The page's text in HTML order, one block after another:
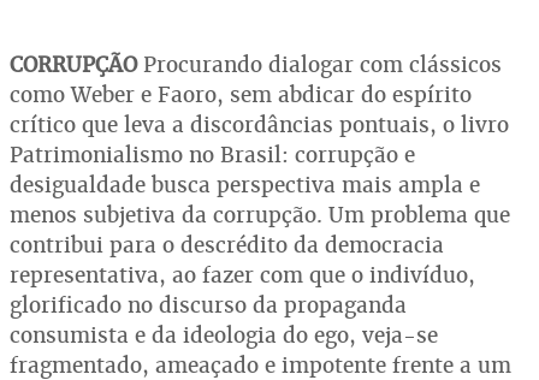
CORRUPÇÃOProcurando dialogar com clássicos
como Weber e Faoro, sem abdicar do espírito
crítico que leva a discordâncias pontuais, o livro
Patrimonialismo no Brasil: corrupção e
desigualdade busca perspectiva mais ampla e
menos subjetiva da corrupção. Um problema que
contribui para o descrédito da democracia
representativa, ao fazer com que o indivíduo,
glorificado no discurso da propaganda
consumista e da ideologia do ego, veja-se
fragmentado, ameaçado e impotente frente a um